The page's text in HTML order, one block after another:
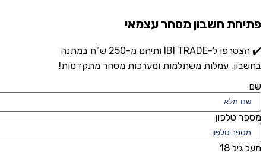
פתיחת חשבון מסחר עצמאי
✔️ הצטרפו ל-IBI TRADE ותיהנו מ-250 ש"ח במתנה
בחשבון, עמלות משתלמות ומערכות מסחר מתקדמות!
שם
מספר טלפון
מעל גיל 18